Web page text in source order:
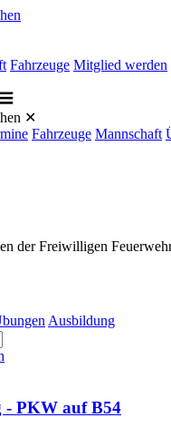
Fahrzeuge Mitglied werden
☰
✕
Fahrzeuge Mannschaft
der Freiwilligen
Ausbildung
- PKW auf B54